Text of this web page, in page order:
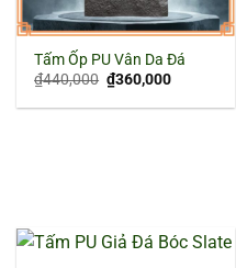
Tấm Ốp PU Vân Da Đá
₫440,000 Giá
gốc
là:
₫360,000Giá
tại